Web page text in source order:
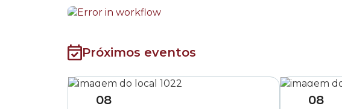
Próximos eventos
08 08